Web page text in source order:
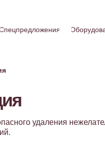
Спецпредложения
удаления